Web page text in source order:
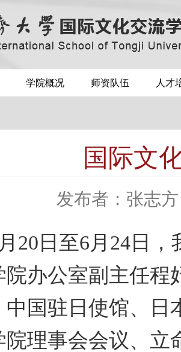
学院概况 师资队伍 人才
国际文
发布者：张志方
20日至6月24日
院办公室副主任程
中国驻日使馆、日
院理事会会议、立